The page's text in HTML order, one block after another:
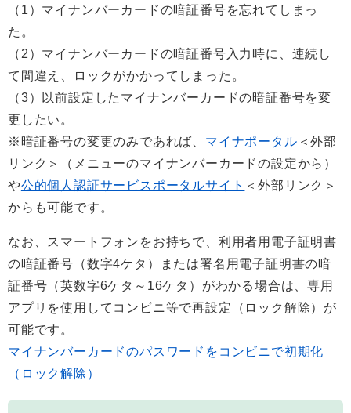
​（1）マイナンバーカードの暗証番号を忘れてしまっ
た。
（2）マイナンバーカードの暗証番号入力時に、連続し
て間違え、ロックがかかってしまった。
（3）以前設定したマイナンバーカードの暗証番号を変
更したい。
※暗証番号の変更のみであれば、 マイナポータル ＜外部
リンク＞
（メニューのマイナンバーカードの設定から）
や公的個人認証サービスポータルサイト ＜外部リンク＞
からも可能です。
なお、スマートフォンをお持ちで、利用者用電子証明書
の暗証番号（数字4ケタ）または署名用電子証明書の暗
証番号（英数字6ケタ～16ケタ）がわかる場合は、専用
アプリを使用してコンビニ等で再設定（ロック解除）が
可能です。
マイナンバーカードのパスワードをコンビニで初期化
（ロック解除）